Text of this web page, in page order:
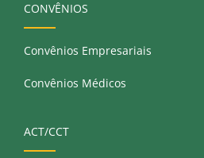
CONVÊNIOS
Convênios Empresariais
Convênios Médicos
ACT/CCT